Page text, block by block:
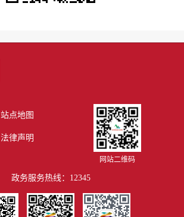
站点地图
法律声明
网站二维码
政务服务热线：12345